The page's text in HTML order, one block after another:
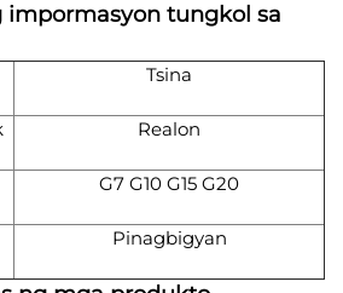
impormasyon tungkol sa
Tsina
Realon
G7 G10 G15 G20
Pinagbigyan